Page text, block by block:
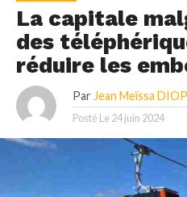
La capitale
des
réduire les
Par Jean Meïssa DIOP
Posté Le 24 juin 2024